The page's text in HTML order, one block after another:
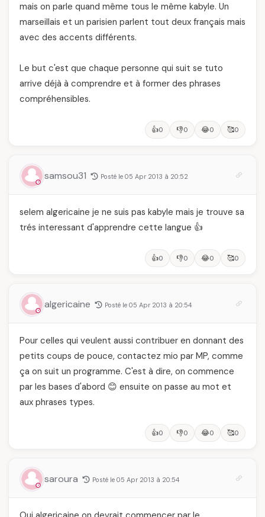
mais on parle quand même tous le même kabyle. Un
marseillais et un parisien parlent tout deux français mais
avec des accents différents.
Le but c'est que chaque personne qui suit se tuto
arrive déjà à comprendre et à former des phrases
compréhensibles.
👍0 👎0 😂0 🥰0
samsou31 Posté le 05 Apr 2013 à 20:52
selem algericaine je ne suis pas kabyle mais je trouve sa
trés interessant d'apprendre cette langue 👍
👍0 👎0 😂0 🥰0
algericaine Posté le 05 Apr 2013 à 20:54
Pour celles qui veulent aussi contribuer en donnant des
petits coups de pouce, contactez mio par MP, comme
ça on suit un programme. C'est à dire, on commence
par les bases d'abord 😊 ensuite on passe au mot et
aux phrases types.
👍0 👎0 😂0 🥰0
saroura Posté le 05 Apr 2013 à 20:54